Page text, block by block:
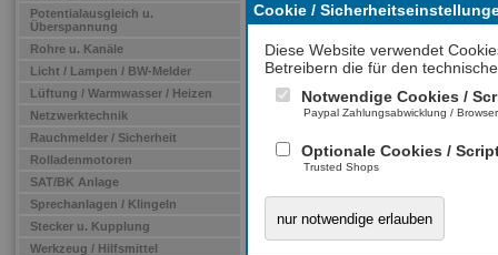
Cookie /
Diese Website verwendet
Betreibern die für den
Notwendige Cookies /
Paypal Zahlungsabwicklung /
Optionale Cookies /
Trusted Shops
nur notwendige erlauben
Potentialausgleich u.
Überspannung
Rohre u. Kanäle
Licht / Lampen / BW-Melder
Lüftung / Warmwasser / Heizen
Netzwerktechnik
Rauchmelder / Sicherheit
Rolladenmotoren
SAT/BK Anlage
Sprechanlagen / Klingeln
Stecker u. Kupplung
Werkzeug / Hilfsmittel